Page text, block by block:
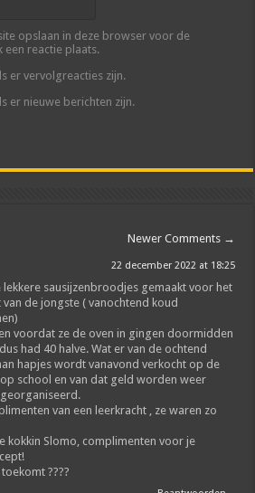
opslaan in deze browser voor de
een reactie plaats.
er vervolgreacties zijn.
er nieuwe berichten zijn.
Newer Comments →
22 december 2022 at 18:25
lekkere sausijzenbroodjes gemaakt voor het
de jongste ( vanochtend koud
voordat ze de oven in gingen doormidden
had 40 halve. Wat er van de ochtend
hapjes wordt vanavond verkocht op de
school en van dat geld worden weer
van een leerkracht , ze waren zo
kokkin Slomo, complimenten voor je
????